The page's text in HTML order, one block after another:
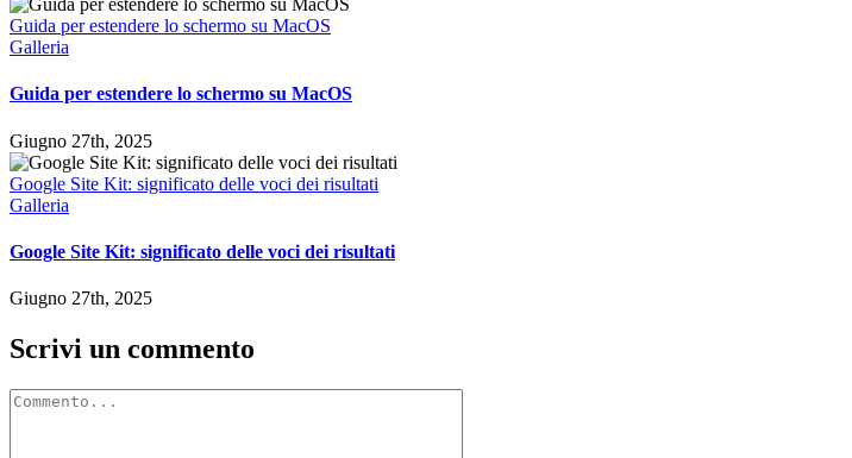
Guida per estendere lo schermo su MacOS
Galleria
Guida per estendere lo schermo su MacOS
Giugno 27th, 2025
Google Site Kit: significato delle voci dei risultati
Galleria
Google Site Kit: significato delle voci dei risultati
Giugno 27th, 2025
Scrivi un commento
Commento